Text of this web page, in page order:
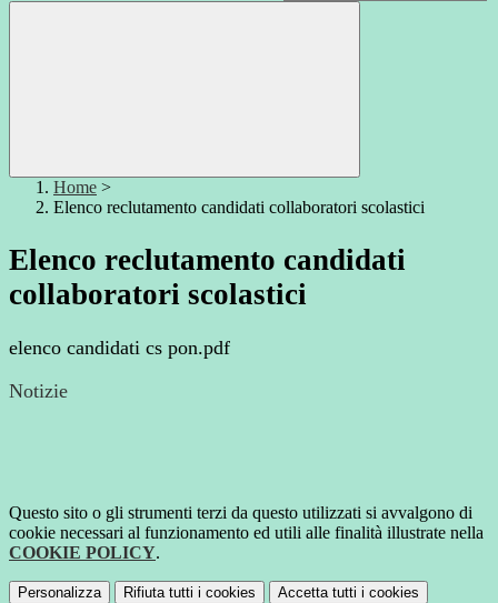
Home >
Elenco reclutamento candidati collaboratori scolastici
Elenco reclutamento candidati
collaboratori scolastici
elenco candidati cs pon.pdf
Notizie
Questo sito o gli strumenti terzi da questo utilizzati si avvalgono di
cookie necessari al funzionamento ed utili alle finalità illustrate nella
COOKIE POLICY.
Personalizza Rifiuta tutti i cookies Accetta tutti i cookies